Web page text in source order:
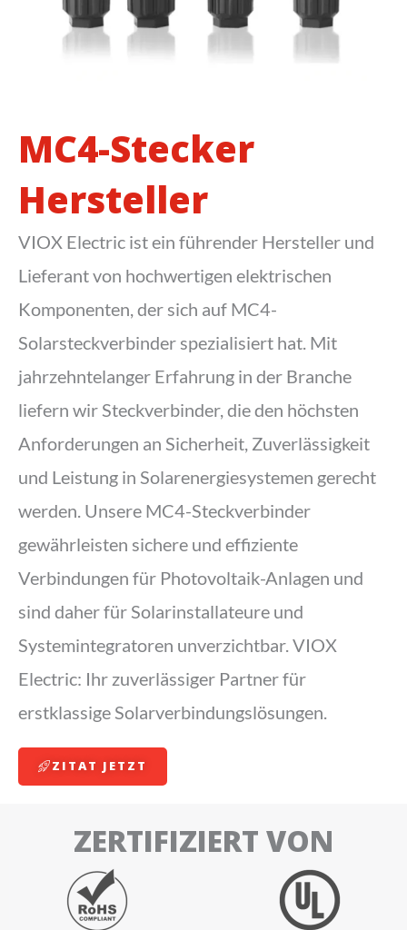
MC4-Stecker
Hersteller
VIOX Electric ist ein führender Hersteller und
Lieferant von hochwertigen elektrischen
Komponenten, der sich auf MC4-
Solarsteckverbinder spezialisiert hat. Mit
jahrzehntelanger Erfahrung in der Branche
liefern wir Steckverbinder, die den höchsten
Anforderungen an Sicherheit, Zuverlässigkeit
und Leistung in Solarenergiesystemen gerecht
werden. Unsere MC4-Steckverbinder
gewährleisten sichere und effiziente
Verbindungen für Photovoltaik-Anlagen und
sind daher für Solarinstallateure und
Systemintegratoren unverzichtbar. VIOX
Electric: Ihr zuverlässiger Partner für
erstklassige Solarverbindungslösungen.
ZITAT JETZT
ZERTIFIZIERT VON